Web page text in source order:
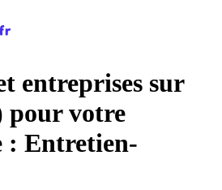
entreprises sur
pour votre
: Entretien-